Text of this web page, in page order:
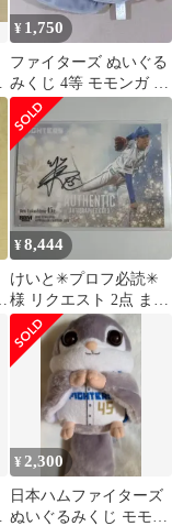
¥ 1,750
ファイターズ ぬいぐる
みくじ 4等 モモンガ 福
島蓮
¥8,444
けいと✳︎プロフ必読✳︎
様 リクエスト 2点 まと
め商品
¥ 2,300
日本ハムファイターズ
ぬいぐるみくじ モモン